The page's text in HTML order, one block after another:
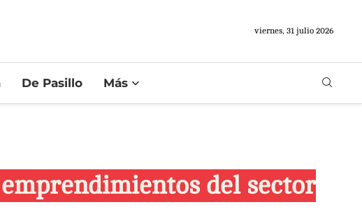
viernes, 31 julio 2026
De Pasillo Más
del sector